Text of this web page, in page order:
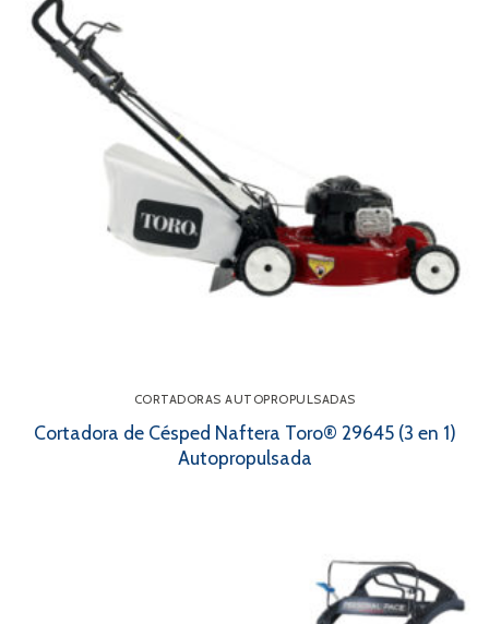
CORTADORAS AUTOPROPULSADAS
Cortadora de Césped Naftera Toro® 29645 (3 en 1)
Autopropulsada